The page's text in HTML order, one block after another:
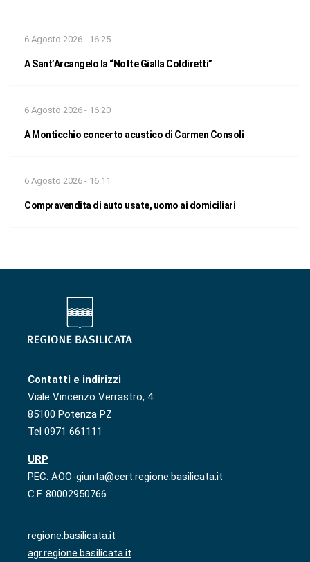
6 Agosto 2026 - 16:25
A Sant’Arcangelo la “Notte Gialla Coldiretti”
6 Agosto 2026 - 16:20
A Monticchio concerto acustico di Carmen Consoli
6 Agosto 2026 - 16:11
Compravendita di auto usate, uomo ai domiciliari
Contatti e indirizzi
Viale Vincenzo Verrastro, 4
85100 Potenza PZ
Tel 0971 661111
URP
PEC: AOO-giunta@cert.regione.basilicata.it
C.F. 80002950766
regione.basilicata.it
agr.regione.basilicata.it